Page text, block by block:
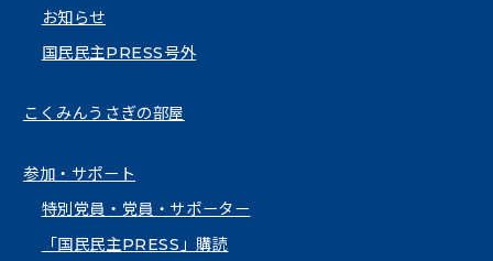
お知らせ
国民民主PRESS号外
こくみんうさぎの部屋
参加・サポート
特別党員・党員・サポーター
「国民民主PRESS」購読